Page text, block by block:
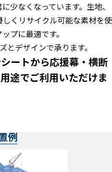
少なくなっています。生地、
くリサイクル可能な素材を使
プに最適です。
とデザインで承ります。
ートから応援幕・横断
途でご利用いただけま
例